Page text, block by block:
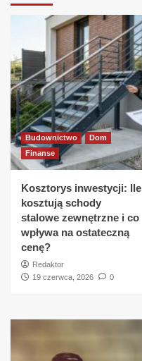
Budownictwo
Dom
Finanse
Kosztorys inwestycji: Ile
kosztują schody
stalowe zewnętrzne i co
wpływa na ostateczną
cenę?
Redaktor
19 czerwca, 2026
0